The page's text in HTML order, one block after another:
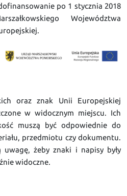
po 1 stycznia 2018
Województwa
oraz znak Unii Europejskiej
w widocznym miejscu. Ich
muszą być odpowiednie do
przedmiotu czy dokumentu.
uwagę, żeby znaki i napisy były
widoczne.